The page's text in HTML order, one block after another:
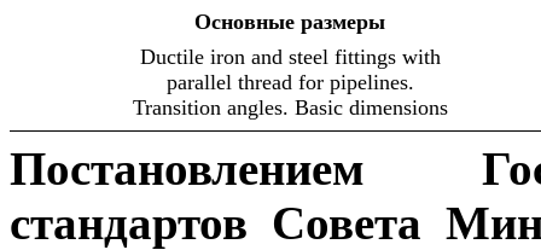
Основные размеры
Ductile iron and steel fittings with
parallel thread for pipelines.
Transition angles. Basic dimensions
Постановлением
стандартов Совета